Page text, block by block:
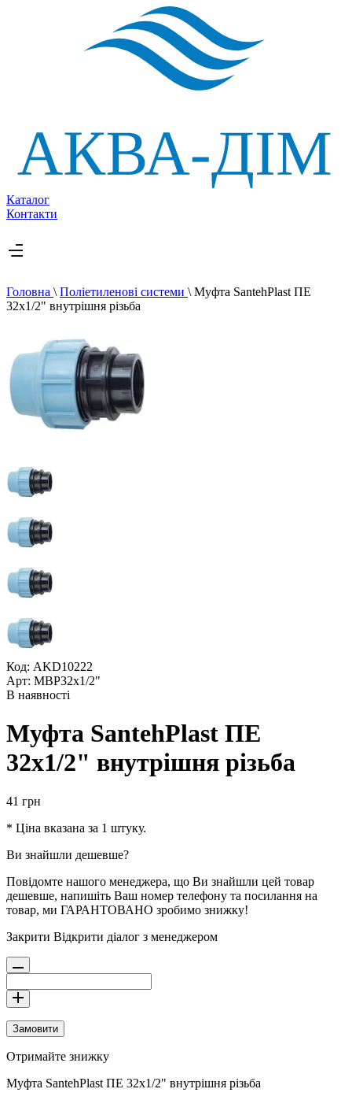
Каталог
Контакти
Головна \ Поліетиленові системи \ Муфта SantehPlast ПЕ
32х1/2" внутрішня різьба
Код: AKD10222
Арт: МВР32x1/2"
В наявності
Муфта SantehPlast ПЕ
32х1/2" внутрішня різьба
41 грн
* Ціна вказана за 1 штуку.
Ви знайшли дешевше?
Повідомте нашого менеджера, що Ви знайшли цей товар
дешевше, напишіть Ваш номер телефону та посилання на
товар, ми ГАРАНТОВАНО зробимо знижку!
Закрити Відкрити діалог з менеджером
Замовити
Отримайте знижку
Муфта SantehPlast ПЕ 32х1/2" внутрішня різьба